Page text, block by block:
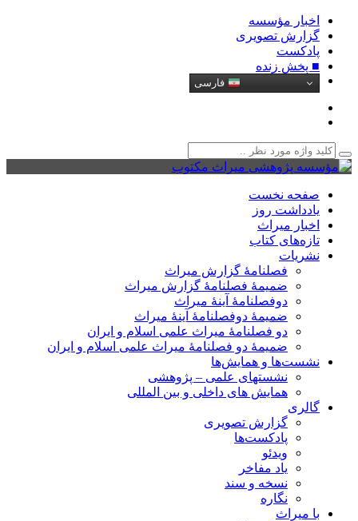
اخبار مؤسسه
گزارش تصویری
پادکست‌
■ پخش زنده
فارسی
صفحه نخست
یادداشت روز
اخبار میراث
تازه‌های کتاب
نشریات
فصلنامۀ گزارش میراث
ضمیمۀ فصلنامۀ گزارش میراث
دوفصلنامۀ آینۀ میراث
ضمیمۀ دوفصلنامۀ آینۀ میراث
دو فصلنامۀ میراث علمی اسلام و ایران
ضمیمۀ دو فصلنامۀ میراث علمی اسلام و ایران
نشست‌ها و همایش‌ها
نشستهای علمی – پژوهشی
همایش های داخلی و بین المللی
گالری
گزارش تصویری
پادکست‌ها
ویدئو
یاد مفاخر
نسخه و سند
نگاره
با میراث